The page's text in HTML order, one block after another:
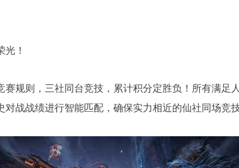
！
赛规则，三社同台竞技，累计积分定胜负！所有满足
战战绩进行智能匹配，确保实力相近的仙社同场竞技